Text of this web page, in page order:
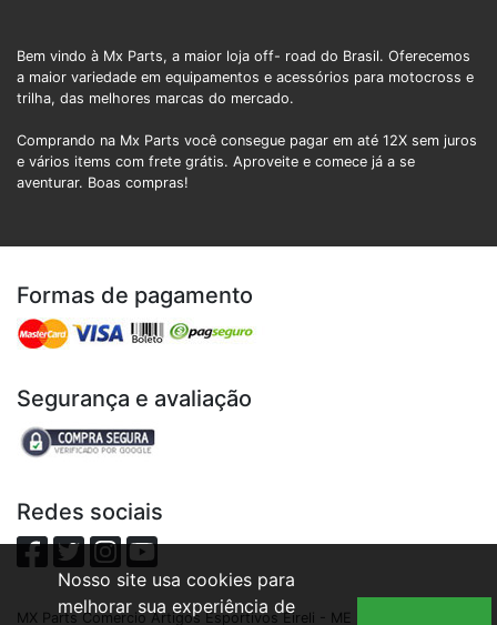
Bem vindo à Mx Parts, a maior loja off- road do Brasil. Oferecemos
a maior variedade em equipamentos e acessórios para motocross e
trilha, das melhores marcas do mercado.
Comprando na Mx Parts você consegue pagar em até 12X sem juros
e vários items com frete grátis. Aproveite e comece já a se
aventurar. Boas compras!
Formas de pagamento
Segurança e avaliação
Redes sociais
MX Parts Comercio Artigos Esportivos Eireli - ME | CNPJ:
Nosso site usa cookies para
melhorar sua experiência de